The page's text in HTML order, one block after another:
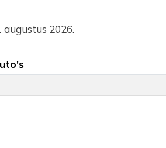
augustus 2026.